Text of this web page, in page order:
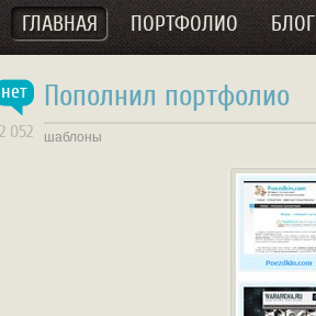
ГЛАВНАЯ ПОРТФОЛИО БЛОГ
Пополнил портфолио
нет
052 шаблоны